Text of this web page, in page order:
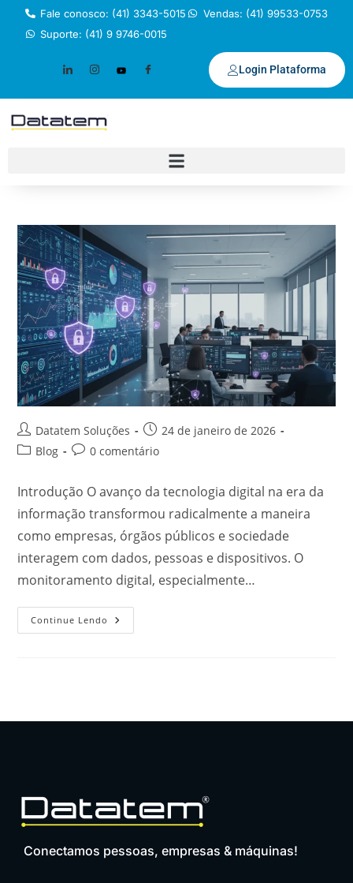
Fale conosco: (41) 3343-5015
Vendas: (41) 99533-0753
Suporte: (41) 9 9746-0015
Login Plataforma
Datatem Soluções
24 de janeiro de 2026
Blog
0 comentário
Introdução O avanço da tecnologia digital na era da
informação transformou radicalmente a maneira
como empresas, órgãos públicos e sociedade
interagem com dados, pessoas e dispositivos. O
monitoramento digital, especialmente…
Continue Lendo
Conectamos pessoas, empresas & máquinas!